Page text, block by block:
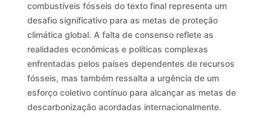
combustíveis fósseis do texto final representa um
desafio significativo para as metas de proteção
climática global. A falta de consenso reflete as
realidades econômicas e políticas complexas
enfrentadas pelos países dependentes de recursos
fósseis, mas também ressalta a urgência de um
esforço coletivo contínuo para alcançar as metas de
descarbonização acordadas internacionalmente.